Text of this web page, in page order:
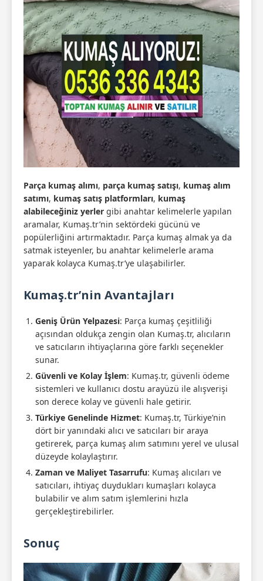
Parça kumaş alımı, parça kumaş satışı, kumaş alım
satımı, kumaş satış platformları, kumaş
alabileceğiniz yerler gibi anahtar kelimelerle yapılan
aramalar, Kumaş.tr’nin sektördeki gücünü ve
popülerliğini artırmaktadır. Parça kumaş almak ya da
satmak isteyenler, bu anahtar kelimelerle arama
yaparak kolayca Kumaş.tr’ye ulaşabilirler.
Kumaş.tr’nin Avantajları
Geniş Ürün Yelpazesi: Parça kumaş çeşitliliği
açısından oldukça zengin olan Kumaş.tr, alıcıların
ve satıcıların ihtiyaçlarına göre farklı seçenekler
sunar.
Güvenli ve Kolay İşlem: Kumaş.tr, güvenli ödeme
sistemleri ve kullanıcı dostu arayüzü ile alışverişi
son derece kolay ve güvenli hale getirir.
Türkiye Genelinde Hizmet: Kumaş.tr, Türkiye’nin
dört bir yanındaki alıcı ve satıcıları bir araya
getirerek, parça kumaş alım satımını yerel ve ulusal
düzeyde kolaylaştırır.
Zaman ve Maliyet Tasarrufu: Kumaş alıcıları ve
satıcıları, ihtiyaç duydukları kumaşları kolayca
bulabilir ve alım satım işlemlerini hızla
gerçekleştirebilirler.
Sonuç